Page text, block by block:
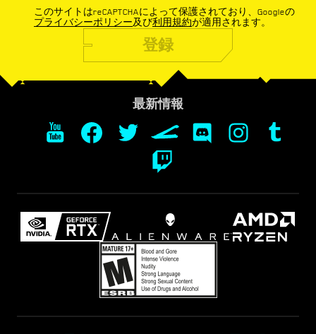
このサイトはreCAPTCHAによって保護されており、Googleの
プライバシーポリシー及び利用規約が適用されます。
登録
最新情報